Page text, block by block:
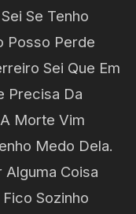
Se Tenho
Posso Perde
Sei Que Em
Precisa Da
Morte Vim
Medo Dela.
Alguma Coisa
Sozinho